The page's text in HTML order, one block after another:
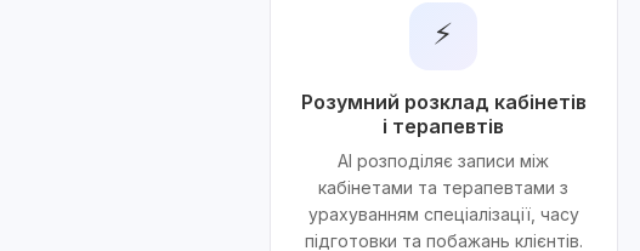
⚡
Розумний розклад кабінетів
і терапевтів
AI розподіляє записи між
кабінетами та терапевтами з
урахуванням спеціалізації, часу
підготовки та побажань клієнтів.